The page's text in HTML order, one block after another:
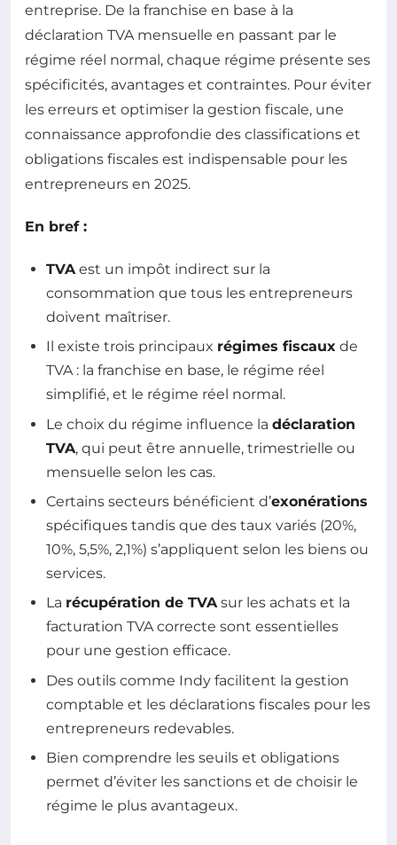
entreprise. De la franchise en base à la
déclaration TVA mensuelle en passant par le
régime réel normal, chaque régime présente ses
spécificités, avantages et contraintes. Pour éviter
les erreurs et optimiser la gestion fiscale, une
connaissance approfondie des classifications et
obligations fiscales est indispensable pour les
entrepreneurs en 2025.
En bref :
TVAest un impôt indirect sur la
consommation que tous les entrepreneurs
doivent maîtriser.
Il existe trois principaux régimes fiscaux de
TVA : la franchise en base, le régime réel
simplifié, et le régime réel normal.
Le choix du régime influence la déclaration
TVA, qui peut être annuelle, trimestrielle ou
mensuelle selon les cas.
Certains secteurs bénéficient d’exonérations
spécifiques tandis que des taux variés (20%,
10%, 5,5%, 2,1%) s’appliquent selon les biens ou
services.
La récupération de TVAsur les achats et la
facturation TVA correcte sont essentielles
pour une gestion efficace.
Des outils comme Indy facilitent la gestion
comptable et les déclarations fiscales pour les
entrepreneurs redevables.
Bien comprendre les seuils et obligations
permet d’éviter les sanctions et de choisir le
régime le plus avantageux.